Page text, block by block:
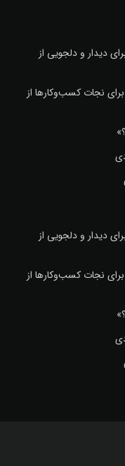
دیدار و دلجویی از
نجات کسب‌وکارها از
دیدار و دلجویی از
نجات کسب‌وکارها از